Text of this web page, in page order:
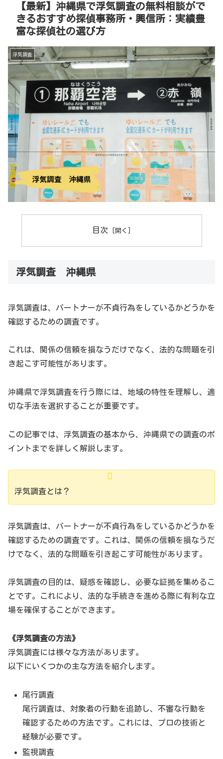
【最新】沖縄県で浮気調査の無料相談がで
きるおすすめ探偵事務所・興信所：実績豊
富な探偵社の選び方
浮気調査
目次
浮気調査 沖縄県
浮気調査は、パートナーが不貞行為をしているかどうかを
確認するための調査です。
これは、関係の信頼を損なうだけでなく、法的な問題を引
き起こす可能性があります。
沖縄県で浮気調査を行う際には、地域の特性を理解し、適
切な手法を選択することが重要です。
この記事では、浮気調査の基本から、沖縄県での調査のポ
イントまでを詳しく解説します。
浮気調査とは？
浮気調査は、パートナーが不貞行為をしているかどうかを
確認するための調査です。これは、関係の信頼を損なうだ
けでなく、法的な問題を引き起こす可能性があります。
浮気調査の目的は、疑惑を確認し、必要な証拠を集めるこ
とです。これにより、法的な手続きを進める際に有利な立
場を確保することができます。
《浮気調査の方法》
浮気調査には様々な方法があります。
以下にいくつかの主な方法を紹介します。
尾行調査
尾行調査は、対象者の行動を追跡し、不審な行動を
確認するための方法です。これには、プロの技術と
経験が必要です。
監視調査